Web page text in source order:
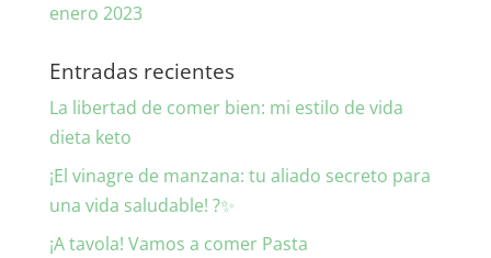
enero 2023
Entradas recientes
La libertad de comer bien: mi estilo de vida
dieta keto
¡El vinagre de manzana: tu aliado secreto para
una vida saludable! ?✨
¡A tavola! Vamos a comer Pasta